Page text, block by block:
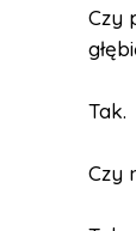
Czy
Tak.
Czy